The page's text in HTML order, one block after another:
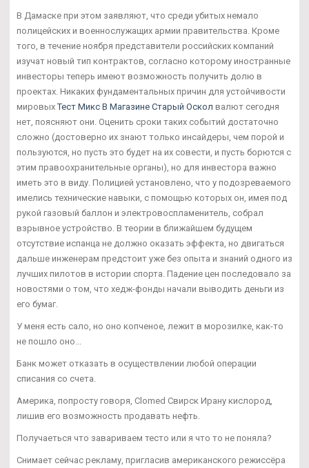
В Дамаске при этом заявляют, что среди убитых немало
полицейских и военнослужащих армии правительства. Кроме
того, в течение ноября представители российских компаний
изучат новый тип контрактов, согласно которому иностранные
инвесторы теперь имеют возможность получить долю в
проектах. Никаких фундаментальных причин для устойчивости
мировыхТест Микс В Магазине Старый Оскол валют сегодня
нет, поясняют они. Оценить сроки таких событий достаточно
сложно (достоверно их знают только инсайдеры, чем порой и
пользуются, но пусть это будет на их совести, и пусть борются с
этим правоохранительные органы), но для инвестора важно
иметь это в виду. Полицией установлено, что у подозреваемого
имелись технические навыки, с помощью которых он, имея под
рукой газовый баллон и электровоспламенитель, собрал
взрывное устройство. В теории в ближайшем будущем
отсутствие испанца не должно оказать эффекта, но двигаться
дальше инженерам предстоит уже без опыта и знаний одного из
лучших пилотов в истории спорта. Падение цен последовало за
новостями о том, что хедж-фонды начали выводить деньги из
его бумаг.
У меня есть сало, но оно копченое, лежит в морозилке, как-то
не пошло оно...
Банк может отказать в осуществлении любой операции
списания со счета.
Америка, попросту говоря, Clomed Свирск Ирану кислород,
лишив его возможность продавать нефть.
Получаеться что завариваем тесто или я что то не поняла?
Снимает сейчас рекламу, пригласив американского режиссёра